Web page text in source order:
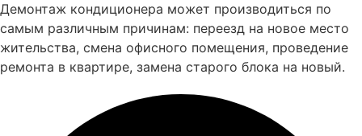
Демонтаж кондиционера может производиться по
самым различным причинам: переезд на новое место
жительства, смена офисного помещения, проведение
ремонта в квартире, замена старого блока на новый.